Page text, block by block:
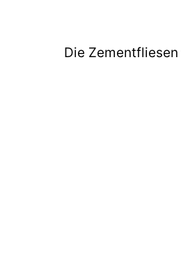
Die Zementfliesen